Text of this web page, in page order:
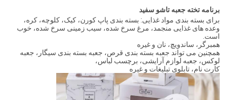
برنامه تخته جعبه تاشو سفید
برای بسته بندی مواد غذایی: بسته بندی پاپ کورن، کیک، کلوچه، کره،
وعده های غذایی منجمد، مرغ سرخ شده، سیب زمینی سرخ شده، خوب
است.
همبرگر، ساندویچ، نان و غیره
همچنین می تواند جعبه بسته بندی قرص، جعبه بسته بندی سیگار، جعبه
لوکس، جعبه لوازم آرایشی، برچسب لباس،
کارت نام، تابلوی تبلیغات و غیره